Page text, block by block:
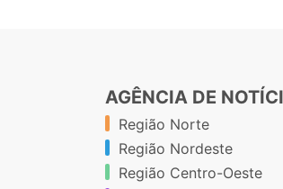
AGÊNCIA DE
Região Norte
Região Nordeste
Região Centro-Oeste